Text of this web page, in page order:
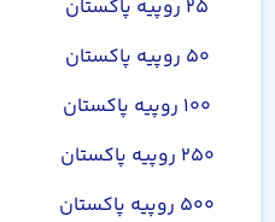
۲۵ روپیه پاکستان
۵۰ روپیه پاکستان
۱۰۰ روپیه پاکستان
۲۵۰ روپیه پاکستان
۵۰۰ روپیه پاکستان